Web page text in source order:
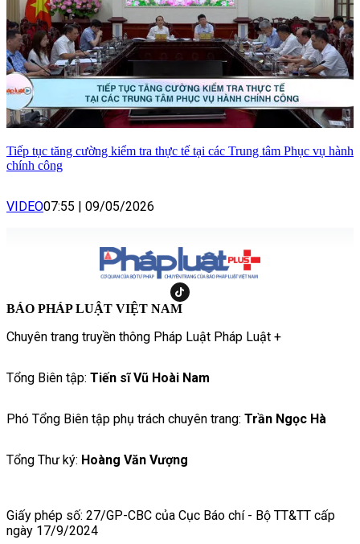
Tiếp tục tăng cường kiểm tra thực tế tại các Trung tâm Phục vụ hành
chính công
VIDEO07:55 | 09/05/2026
BÁO PHÁP LUẬT VIỆT NAM
Chuyên trang truyền thông Pháp Luật Pháp Luật +
Tổng Biên tập: Tiến sĩ Vũ Hoài Nam
Phó Tổng Biên tập phụ trách chuyên trang: Trần Ngọc Hà
Tổng Thư ký: Hoàng Văn Vượng
Giấy phép số: 27/GP-CBC của Cục Báo chí - Bộ TT&TT cấp
ngày 17/9/2024